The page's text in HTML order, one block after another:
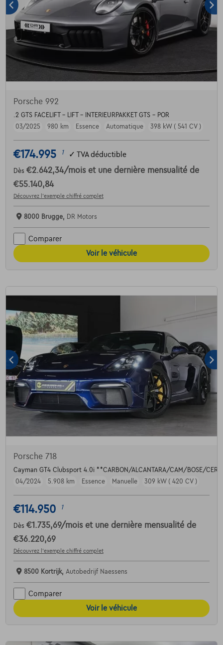
Porsche 992
.2 GTS FACELIFT - LIFT - INTERIEURPAKKET GTS - POR
03/2025
980 km Essence Automatique 398 kW ( 541 CV )
€174.995 1 ✓ TVA déductible
Dès €2.642,34/mois et une dernière mensualité de
€55.140,84
Découvrez l’exemple chiffré complet
8000 Brugge, DR Motors
Comparer
Voir le véhicule
Porsche 718
Cayman GT4 Clubsport 4.0i **CARBON/ALCANTARA/CAM/BOSE/
04/2024
5.908 km Essence Manuelle 309 kW ( 420 CV )
€114.950 1
Dès €1.735,69/mois et une dernière mensualité de
€36.220,69
Découvrez l’exemple chiffré complet
8500 Kortrijk, Autobedrijf Naessens
Comparer
Voir le véhicule